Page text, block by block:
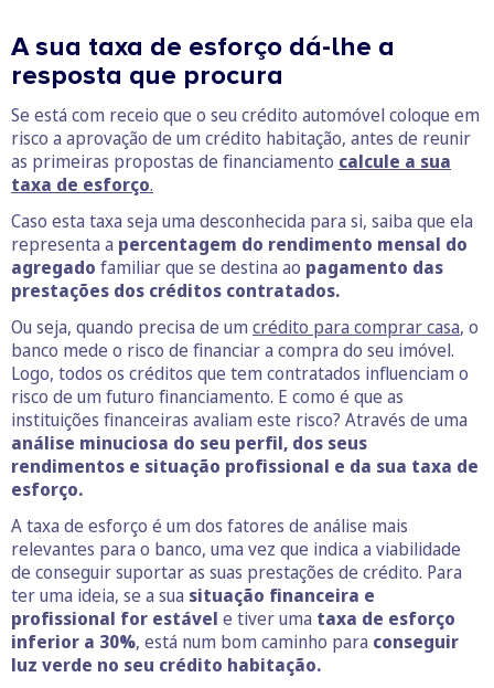
A sua taxa de esforço dá-lhe a
resposta que procura
Se está com receio que o seu crédito automóvel coloque em
risco a aprovação de um crédito habitação, antes de reunir
as primeiras propostas de financiamento calcule a sua
taxa de esforço.
Caso esta taxa seja uma desconhecida para si, saiba que ela
representa a percentagem do rendimento mensal do
agregado familiar que se destina ao pagamento das
prestações dos créditos contratados.
Ou seja, quando precisa de um crédito para comprar casa, o
banco mede o risco de financiar a compra do seu imóvel.
Logo, todos os créditos que tem contratados influenciam o
risco de um futuro financiamento. E como é que as
instituições financeiras avaliam este risco? Através de uma
análise minuciosa do seu perfil, dos seus
rendimentos e situação profissional e da sua taxa de
esforço.
A taxa de esforço é um dos fatores de análise mais
relevantes para o banco, uma vez que indica a viabilidade
de conseguir suportar as suas prestações de crédito. Para
ter uma ideia, se a sua situação financeira e
profissional for estável e tiver uma taxa de esforço
inferior a 30%, está num bom caminho para conseguir
luz verde no seu crédito habitação.